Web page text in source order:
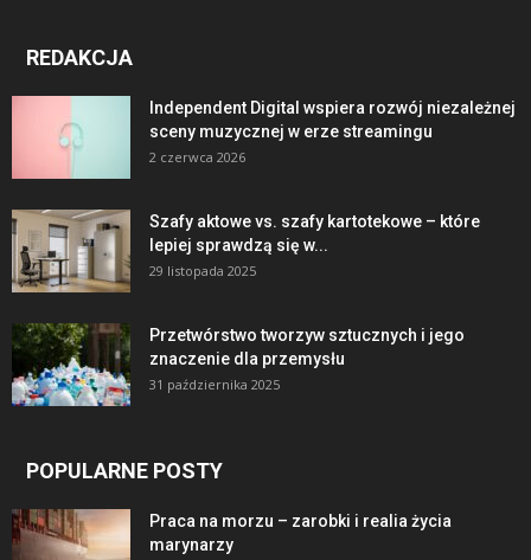
REDAKCJA
Independent Digital wspiera rozwój niezależnej
sceny muzycznej w erze streamingu
2 czerwca 2026
Szafy aktowe vs. szafy kartotekowe – które
lepiej sprawdzą się w...
29 listopada 2025
Przetwórstwo tworzyw sztucznych i jego
znaczenie dla przemysłu
31 października 2025
POPULARNE POSTY
Praca na morzu – zarobki i realia życia
marynarzy